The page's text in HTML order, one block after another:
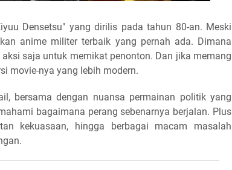
Densetsu" yang dirilis pada tahun 80-an. Meski
anime militer terbaik yang pernah ada. Dimana
saja untuk memikat penonton. Dan jika memang
movie-nya yang lebih modern.
bersama dengan nuansa permainan politik yang
bagaimana perang sebenarnya berjalan. Plus
kekuasaan, hingga berbagai macam masalah